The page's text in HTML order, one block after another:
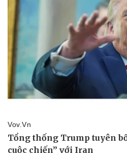
Vụ án
Tin nóng
Tư vấn luật